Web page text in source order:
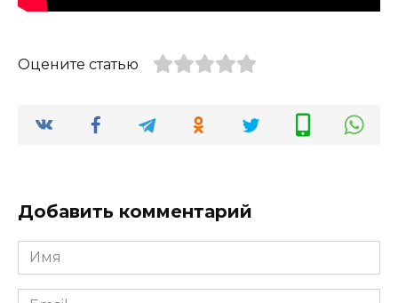
Оцените статью
Добавить комментарий
Имя
*
Email